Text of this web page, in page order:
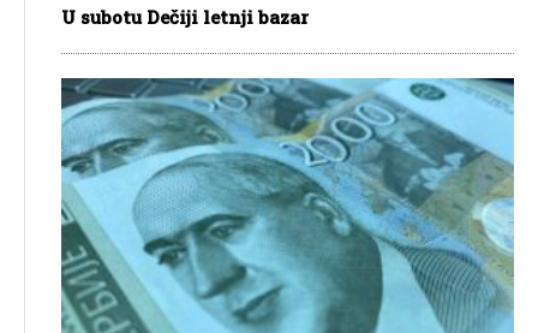
U subotu Dečiji letnji bazar